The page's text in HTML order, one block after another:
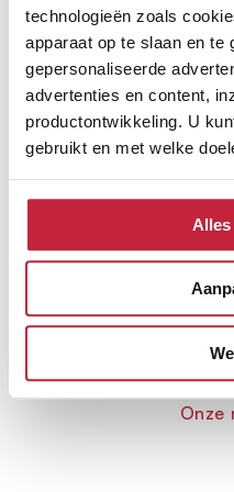
technologieën zoals
apparaat op te slaan en te
gepersonaliseerde
advertenties en content,
productontwikkeling. U
gebruikt en met welke
Als u het toestaat, willen
Informatie
locatie, die tot een
Uw apparaat
scannen op
verwerkt en stel uw
U kunt uw toestemming
intrekken in de
Alles
Ontdek de
Onze